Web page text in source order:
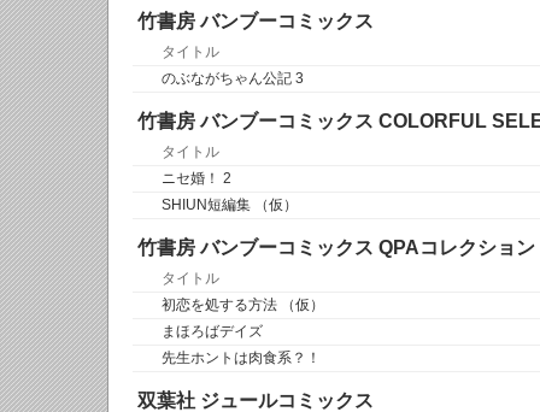
竹書房 バンブーコミックス
タイトル
のぶながちゃん公記 3
竹書房 バンブーコミックス COLORFUL
タイトル
ニセ婚！ 2
SHIUN短編集 （仮）
竹書房 バンブーコミックス QPAコレクション
タイトル
初恋を処する方法 （仮）
まほろばデイズ
先生ホントは肉食系？！
双葉社 ジュールコミックス